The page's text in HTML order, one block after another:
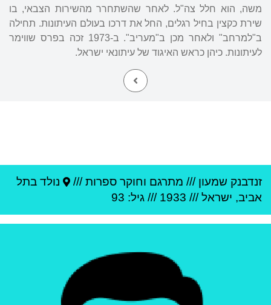
משה, הוא חלל צה"ל. לאחר שהשתחרר מהשירות הצבאי, בו
שירת כקצין בחיל רגלים, החל את דרכו בעולם העיתונות. תחילה
ב"למרחב" ולאחר מכן ב"מעריב". ב-1973 זכה בפרס שווימר
לעיתונות. כיהן כראש האיגוד של עיתונאי ישראל.
זנדבנק שמעון /// מתרגם וחוקר ספרות /// נולד בתל
אביב, ישראל///
1933 /// גיל: 93